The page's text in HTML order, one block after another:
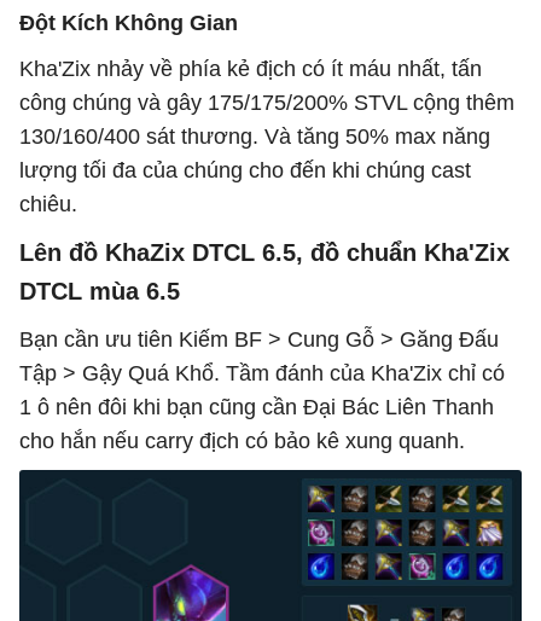
Đột Kích Không Gian
Kha'Zix nhảy về phía kẻ địch có ít máu nhất, tấn
công chúng và gây 175/175/200% STVL cộng thêm
130/160/400 sát thương. Và tăng 50% max năng
lượng tối đa của chúng cho đến khi chúng cast
chiêu.
Lên đồ KhaZix DTCL 6.5, đồ chuẩn Kha'Zix
DTCL mùa 6.5
Bạn cần ưu tiên Kiếm BF > Cung Gỗ > Găng Đấu
Tập > Gậy Quá Khổ. Tầm đánh của Kha'Zix chỉ có
1 ô nên đôi khi bạn cũng cần Đại Bác Liên Thanh
cho hắn nếu carry địch có bảo kê xung quanh.